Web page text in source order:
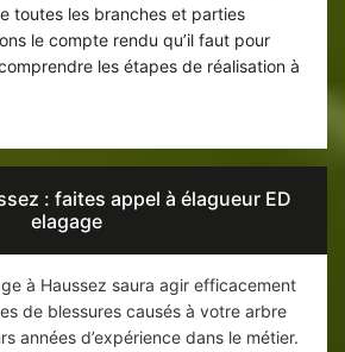
toutes les branches et parties
le compte rendu qu’il faut pour
les étapes de réalisation à
: faites appel à élagueur ED
elagage
à Haussez saura agir efficacement
de blessures causés à votre arbre
années d’expérience dans le métier.